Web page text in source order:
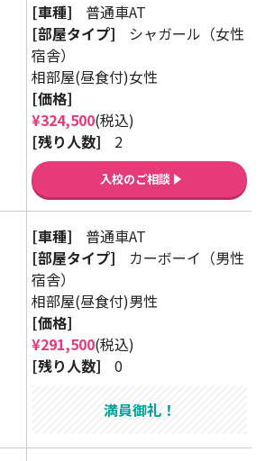
[車種]
普通車AT
[部屋タイプ]
シャガール（女性
宿舎）
相部屋(昼食付)女性
[価格]
¥324,500(税込)
[残り人数]
2
入校のご相談
[車種]
普通車AT
[部屋タイプ]
カーボーイ（男性
宿舎）
相部屋(昼食付)男性
[価格]
¥291,500(税込)
[残り人数]
0
満員御礼！